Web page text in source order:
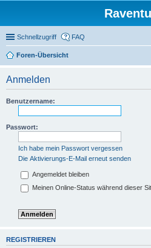
Schnellzugriff FAQ
Foren-Übersicht
Anmelden
Benutzername:
Passwort:
Ich habe mein Passwort vergessen
Die Aktivierungs-E-Mail erneut senden
Angemeldet bleiben
Meinen Online-Status während dieser
REGISTRIEREN